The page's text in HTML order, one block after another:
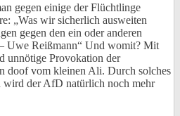
gegen einige der Flüchtlinge
„Was wir sicherlich ausweiten
gegen den ein oder anderen
– Uwe Reißmann“ Und womit? Mit
unnötige Provokation der
doof vom kleinen Ali. Durch solches
wird der AfD natürlich noch mehr